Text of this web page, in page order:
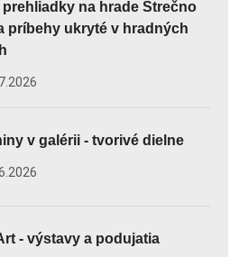
prehliadky na hrade Strečno
príbehy ukryté v hradných
v galérii - tvorivé dielne
- výstavy a podujatia